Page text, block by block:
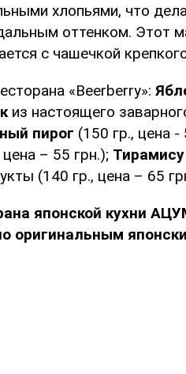
хлопьями, что
оттенком. Этот
с чашечкой
«Beerberry»:
из настоящего
пирог (150 гр., цена -
– 55 грн.); Тирамису
(140 гр., цена – 65
японской кухни
оригинальным